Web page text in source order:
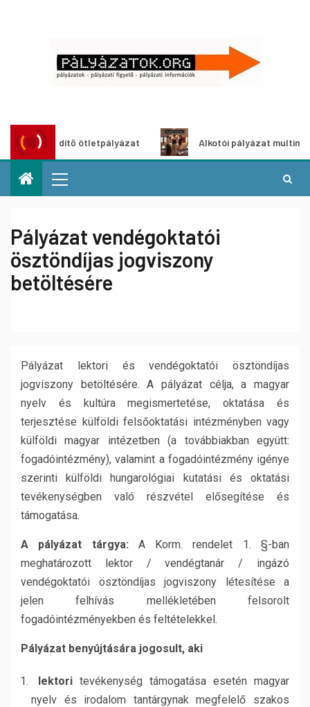
ötletpályázat Alkotói pályázat multimédia-
Pályázat vendégoktatói
ösztöndíjas jogviszony
betöltésére
Pályázat lektori és vendégoktatói ösztöndíjas
jogviszony betöltésére. A pályázat célja, a magyar
nyelv és kultúra megismertetése, oktatása és
terjesztése külföldi felsőoktatási intézményben vagy
külföldi magyar intézetben (a továbbiakban együtt:
fogadóintézmény), valamint a fogadóintézmény igénye
szerinti külföldi hungarológiai kutatási és oktatási
tevékenységben való részvétel elősegítése és
támogatása.
A pályázat tárgya: A Korm. rendelet 1. §-ban
meghatározott lektor / vendégtanár / ingázó
vendégoktatói ösztöndíjas jogviszony létesítése a
jelen felhívás mellékletében felsorolt
fogadóintézményekben és feltételekkel.
Pályázat benyújtására jogosult, aki
lektori tevékenység támogatása esetén magyar
nyelv és irodalom tantárgynak megfelelő szakos